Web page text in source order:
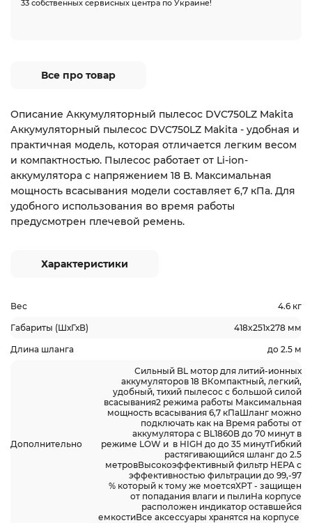
33 собственных сервисных центра по Украине!
Все про товар
Описание Аккумуляторный пылесос DVC750LZ Makita
Аккумуляторный пылесос DVC750LZ Makita - удобная и
практичная модель, которая отличается легким весом
и компактностью. Пылесос работает от Li-ion-
аккумулятора с напряжением 18 В. Максимальная
мощность всасывания модели составляет 6,7 кПа. Для
удобного использования во время работы
предусмотрен плечевой ремень.
Характеристики
Вес 4.6 кг
Габариты (ШхГхВ) 418x251x278 мм
Длина шланга до 2.5 м
Дополнительно
Сильный BL мотор для литий-ионных
аккумуляторов 18 ВКомпактный, легкий,
удобный, тихий пылесос с большой силой
всасывания2 режима работы Максимальная
мощность всасывания 6,7 кПаШланг можно
подключать как на Время работы от
аккумулятора c BL1860B до 70 минут в
режиме LOW и в HIGH до до 35 минутГибкий
растягивающийся шланг до 2.5
метровВысокоэффективный фильтр HEPA с
эффективностью фильтрации до 99,-97
% который к тому же моетсяXPT - защищен
от попадания влаги и пылиНа корпусе
расположен индикатор оставшейся
емкостиВсе аксессуары хранятся на корпусе